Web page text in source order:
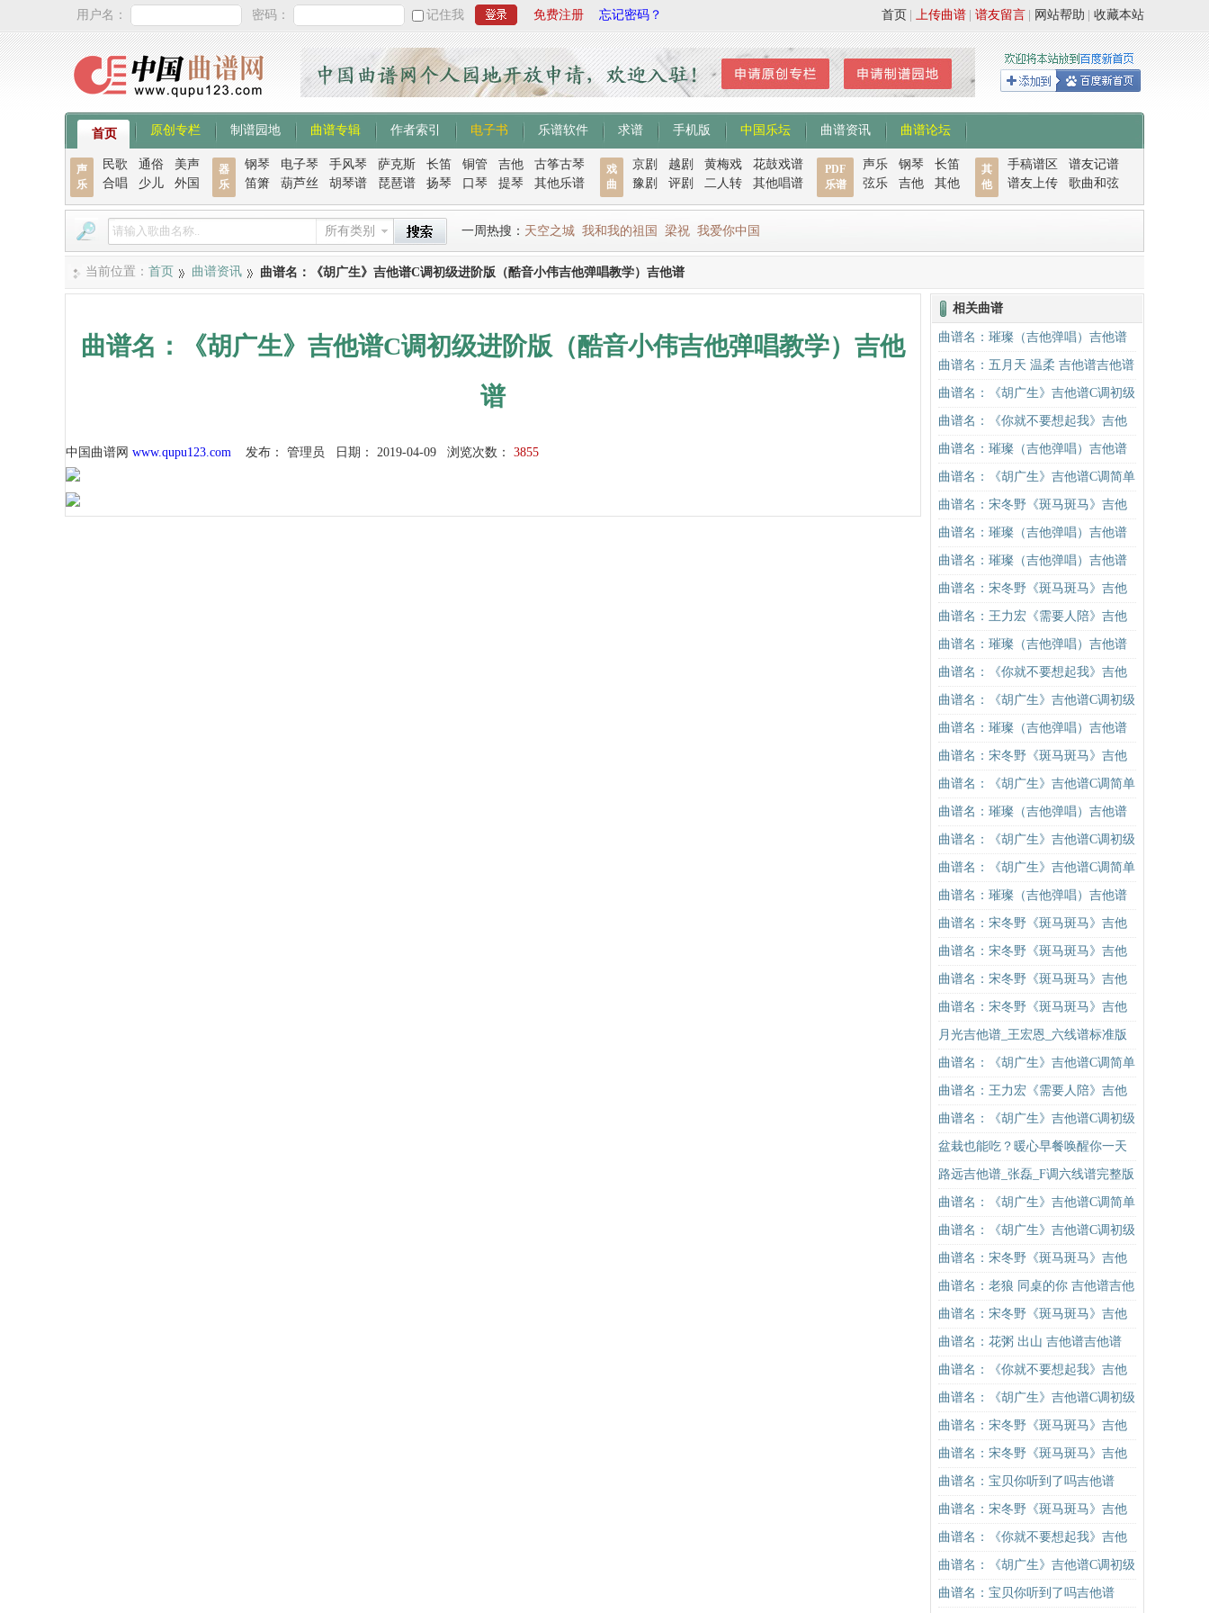
用户名： 密码： 记住我 免费注册 忘记密码？ 收藏本站
网站帮助
谱友留言
上传曲谱
首页
首页 原创专栏 制谱园地 曲谱专辑 作者索引 电子书 乐谱软件 求谱 手机版 中国乐坛 曲谱资讯 曲谱论坛
声
乐
民歌 通俗
美声
合唱
少儿 外国
器
乐
钢琴 电子琴 手风琴 萨克斯 长笛 铜管 吉他
古筝古琴
笛箫
葫芦丝 胡琴谱 琵琶谱 扬琴 口琴 提琴 其他乐谱
戏
曲
京剧 越剧 黄梅戏
花鼓戏谱
豫剧
评剧 二人转 其他唱谱
PDF
乐谱
声乐 钢琴
长笛
弦乐
吉他 其他
其
他
手稿谱区
谱友记谱
谱友上传
歌曲和弦
所有类别 一周热搜： 天空之城 我和我的祖国 梁祝 我爱你中国
当前位置： 首页 曲谱资讯 曲谱名：《胡广生》吉他谱C调初级进阶版（酷音小伟吉他弹唱教学）吉他谱
曲谱名：《胡广生》吉他谱C调初级进阶版（酷音小伟吉他弹唱教学）吉他
谱
中国曲谱网 www.qupu123.com 发布： 管理员 日期： 2019-04-09 浏览次数： 3855
相关曲谱
曲谱名：璀璨（吉他弹唱）吉他谱
曲谱名：五月天 温柔 吉他谱吉他谱
曲谱名：《胡广生》吉他谱C调初级
进阶版（酷音小伟吉他弹唱教学）
吉他谱
曲谱名：《你就不要想起我》吉他
谱C调简单版吉他谱
曲谱名：璀璨（吉他弹唱）吉他谱
曲谱名：《胡广生》吉他谱C调简单
版（酷音小伟吉他弹唱教学）吉他
谱
曲谱名：宋冬野《斑马斑马》吉他
谱G调初级进阶版（酷音小伟吉他教
学）吉他谱
曲谱名：璀璨（吉他弹唱）吉他谱
曲谱名：璀璨（吉他弹唱）吉他谱
曲谱名：宋冬野《斑马斑马》吉他
谱G调初级进阶版（酷音小伟吉他教
学）吉他谱
曲谱名：王力宏《需要人陪》吉他
谱C调原版（酷音小伟吉他教学）吉
他谱
曲谱名：璀璨（吉他弹唱）吉他谱
曲谱名：《你就不要想起我》吉他
谱C调简单版吉他谱
曲谱名：《胡广生》吉他谱C调初级
进阶版（酷音小伟吉他弹唱教学）
吉他谱
曲谱名：璀璨（吉他弹唱）吉他谱
曲谱名：宋冬野《斑马斑马》吉他
谱C调简单版（酷音小伟吉他教学）
吉他谱
曲谱名：《胡广生》吉他谱C调简单
版（酷音小伟吉他弹唱教学）吉他
谱
曲谱名：璀璨（吉他弹唱）吉他谱
曲谱名：《胡广生》吉他谱C调初级
进阶版（酷音小伟吉他弹唱教学）
吉他谱
曲谱名：《胡广生》吉他谱C调简单
版（酷音小伟吉他弹唱教学）吉他
谱
曲谱名：璀璨（吉他弹唱）吉他谱
曲谱名：宋冬野《斑马斑马》吉他
谱G调初级进阶版（酷音小伟吉他教
学）吉他谱
曲谱名：宋冬野《斑马斑马》吉他
谱C调简单版（酷音小伟吉他教学）
吉他谱
曲谱名：宋冬野《斑马斑马》吉他
谱C调简单版（酷音小伟吉他教学）
吉他谱
曲谱名：宋冬野《斑马斑马》吉他
谱G调初级进阶版（酷音小伟吉他教
学）吉他谱
月光吉他谱_王宏恩_六线谱标准版
曲谱名：《胡广生》吉他谱C调简单
版（酷音小伟吉他弹唱教学）吉他
谱
曲谱名：王力宏《需要人陪》吉他
谱C调原版（酷音小伟吉他教学）吉
他谱
曲谱名：《胡广生》吉他谱C调初级
进阶版（酷音小伟吉他弹唱教学）
吉他谱
盆栽也能吃？暖心早餐唤醒你一天
的活力！
路远吉他谱_张磊_F调六线谱完整版
曲谱名：《胡广生》吉他谱C调简单
版（酷音小伟吉他弹唱教学）吉他
谱
曲谱名：《胡广生》吉他谱C调初级
进阶版（酷音小伟吉他弹唱教学）
吉他谱
曲谱名：宋冬野《斑马斑马》吉他
谱C调简单版（酷音小伟吉他教学）
吉他谱
曲谱名：老狼 同桌的你 吉他谱吉他
谱
曲谱名：宋冬野《斑马斑马》吉他
谱G调初级进阶版（酷音小伟吉他教
学）吉他谱
曲谱名：花粥 出山 吉他谱吉他谱
曲谱名：《你就不要想起我》吉他
谱C调简单版吉他谱
曲谱名：《胡广生》吉他谱C调初级
进阶版（酷音小伟吉他弹唱教学）
吉他谱
曲谱名：宋冬野《斑马斑马》吉他
谱C调简单版（酷音小伟吉他教学）
吉他谱
曲谱名：宋冬野《斑马斑马》吉他
谱G调初级进阶版（酷音小伟吉他教
学）吉他谱
曲谱名：宝贝你听到了吗吉他谱
曲谱名：宋冬野《斑马斑马》吉他
谱C调简单版（酷音小伟吉他教学）
吉他谱
曲谱名：《你就不要想起我》吉他
谱C调简单版吉他谱
曲谱名：《胡广生》吉他谱C调初级
进阶版（酷音小伟吉他弹唱教学）
曲谱名：宝贝你听到了吗吉他谱